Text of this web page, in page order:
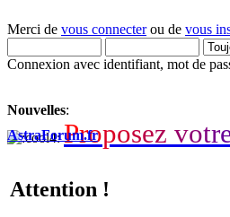
Merci de vous connecterou de vous
Connexion avec identifiant, mot de
Nouvelles:
Proposez votr
AstraForum.fr
Attention !